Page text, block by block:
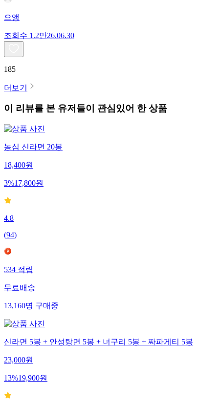
으앵
조회수 1.2만26.06.30
185
더보기
이 리뷰를 본 유저들이 관심있어 한 상품
농심 신라면 20봉
18,400원
3%17,800원
4.8
(94)
534 적립
무료배송
13,160명 구매중
신라면 5봉 + 안성탕면 5봉 + 너구리 5봉 + 짜파게티 5봉
23,000원
13%19,900원